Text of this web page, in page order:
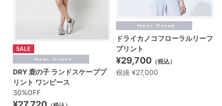
DRY 鹿の子 ランドスケーププ
リント ワンピース
30%OFF
ドライカノコフローラルリーフ
プリント
¥29,700 （税込）
税抜 ¥27,000